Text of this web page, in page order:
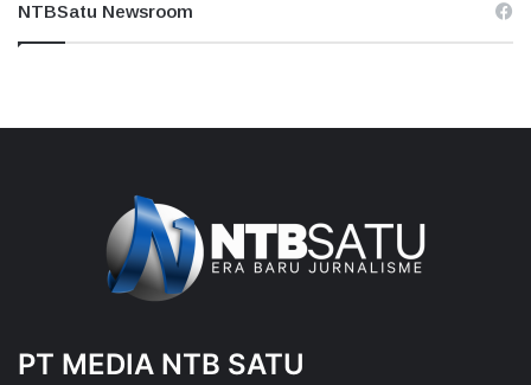
NTBSatu Newsroom
PT MEDIA NTB SATU